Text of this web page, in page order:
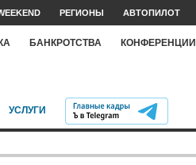
РЕГИОНЫ АВТОПИЛОТ
БАНКРОТСТВА КОНФЕРЕНЦИИ
УСЛУГИ